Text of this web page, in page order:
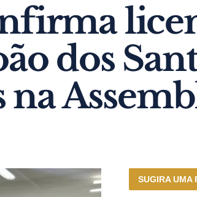
dos
SUGIRA UMA